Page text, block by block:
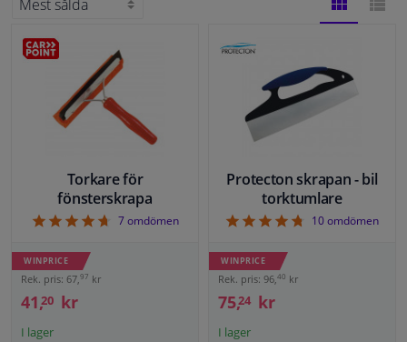
Motordelar
Filter & Vätskor
Bagage & Transport
Fönster & Tillbehör
Interiör & bilklädsel
Bilvård & Tillbehör
Torkare för
fönsterskrapa
4.71
7omdömen
WINPRICE
Rek. pris: 67,97 kr
41,20 kr
I lager
Protecton skrapan - bil
torktumlare
4.7
10omdömen
WINPRICE
Rek. pris: 96,40 kr
75,24 kr
I lager